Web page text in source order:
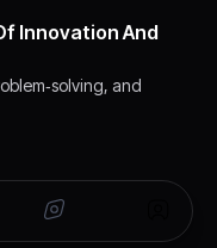
Innovation And
and